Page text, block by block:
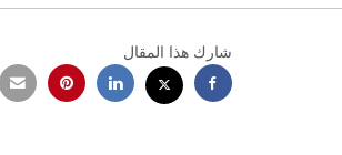
شارك هذا المقال